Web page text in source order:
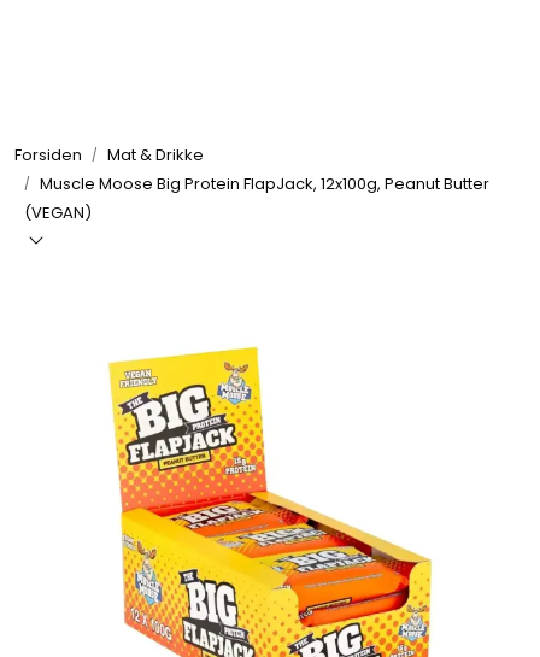
Forsiden
Mat & Drikke
Muscle Moose Big Protein FlapJack, 12x100g, Peanut Butter
(VEGAN)
Nyheter
Treningstilskudd
Tilbehør & Utstyr